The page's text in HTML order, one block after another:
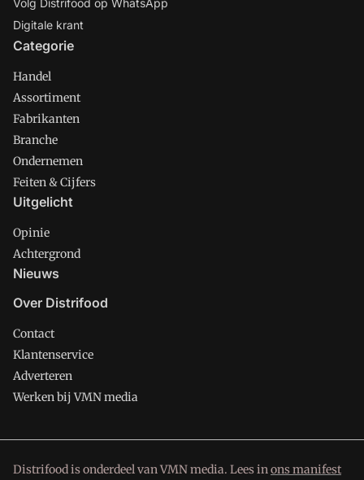
Volg Distrifood op WhatsApp
Digitale krant
Categorie
Handel
Assortiment
Fabrikanten
Branche
Ondernemen
Feiten & Cijfers
Uitgelicht
Opinie
Achtergrond
Nieuws
Over Distrifood
Contact
Klantenservice
Adverteren
Werken bij VMN media
Distrifood is onderdeel van VMN media. Lees inons manifest